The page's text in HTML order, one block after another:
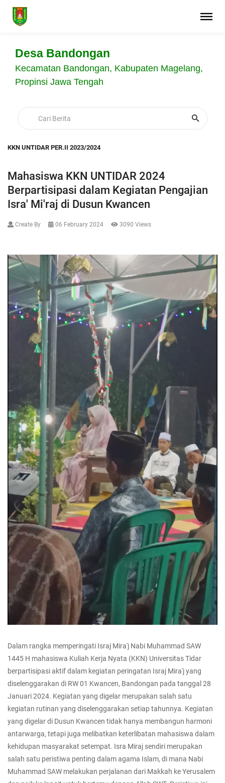
Desa Bandongan
Kecamatan Bandongan, Kabupaten Magelang,
Propinsi Jawa Tengah
KKN UNTIDAR PER.II 2023/2024
Mahasiswa KKN UNTIDAR 2024
Berpartisipasi dalam Kegiatan Pengajian
Isra' Mi'raj di Dusun Kwancen
Create By 06 February 2024 3090 Views
Dalam rangka memperingati Israj Mira'j Nabi Muhammad SAW
1445 H mahasiswa Kuliah Kerja Nyata (KKN) Universitas Tidar
berpartisipasi aktif dalam kegiatan peringatan Israj Mira'j yang
diselenggarakan di RW 01 Kwancen, Bandongan pada tanggal 28
Januari 2024. Kegiatan yang digelar merupakan salah satu
kegiatan rutinan yang diselenggarakan setiap tahunnya. Kegiatan
yang digelar di Dusun Kwancen tidak hanya membangun harmoni
antarwarga, tetapi juga melibatkan keterlibatan mahasiswa dalam
kehidupan masyarakat setempat. Isra Miraj sendiri merupakan
salah satu peristiwa penting dalam agama Islam, di mana Nabi
Muhammad SAW melakukan perjalanan dari Makkah ke Yerusalem